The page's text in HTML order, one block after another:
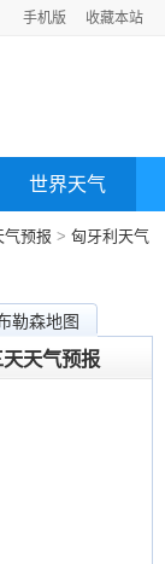
手机版 收藏本站
世界天气
气预报 > 匈牙利天气
勒森地图
天气预报